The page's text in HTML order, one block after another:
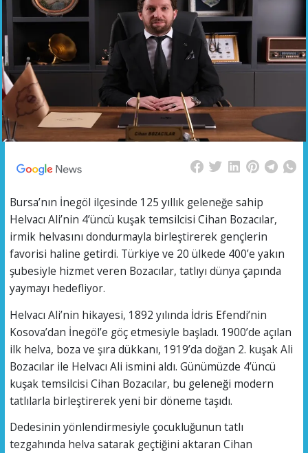
Bursa’nın İnegöl ilçesinde 125 yıllık geleneğe sahip
Helvacı Ali’nin 4’üncü kuşak temsilcisi Cihan Bozacılar,
irmik helvasını dondurmayla birleştirerek gençlerin
favorisi haline getirdi. Türkiye ve 20 ülkede 400’e yakın
şubesiyle hizmet veren Bozacılar, tatlıyı dünya çapında
yaymayı hedefliyor.
Helvacı Ali’nin hikayesi, 1892 yılında İdris Efendi’nin
Kosova’dan İnegöl’e göç etmesiyle başladı. 1900’de açılan
ilk helva, boza ve şıra dükkanı, 1919’da doğan 2. kuşak Ali
Bozacılar ile Helvacı Ali ismini aldı. Günümüzde 4’üncü
kuşak temsilcisi Cihan Bozacılar, bu geleneği modern
tatlılarla birleştirerek yeni bir döneme taşıdı.
Dedesinin yönlendirmesiyle çocukluğunun tatlı
tezgahında helva satarak geçtiğini aktaran Cihan